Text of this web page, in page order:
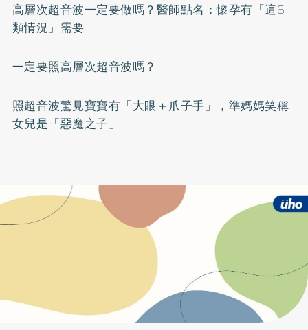
高層次超音波一定要做嗎？醫師點名：懷孕有「這6
類情況」需要
一定要照高層次超音波嗎？
照超音波驚見寶寶有「大眼＋爪子手」，準媽媽笑稱
女兒是「惡魔之子」